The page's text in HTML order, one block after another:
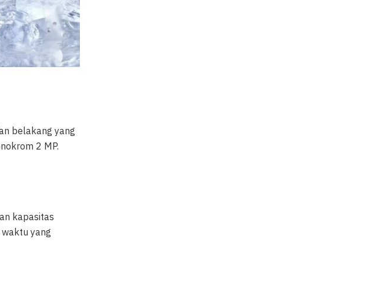
belakang yang
2 MP.
kapasitas
yang